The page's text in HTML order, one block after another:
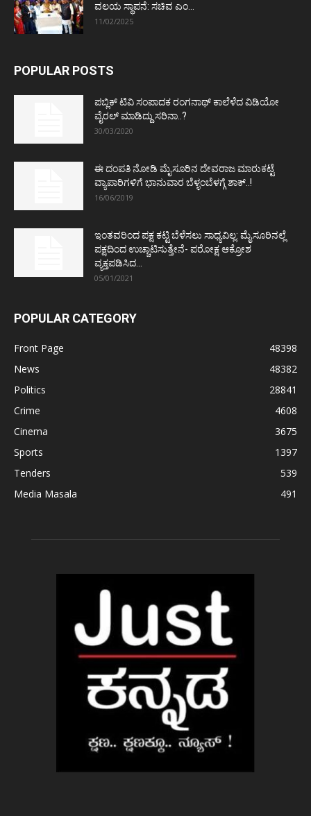
ವಲಯ ಸ್ಥಾಪನೆ: ಸಚಿವ ಎಂ...
11/02/2025
POPULAR POSTS
ಪಬ್ಲಿಕ್ ಟಿವಿ ಸಂಪಾದಕ ರಂಗನಾಥ್ ಕಾಲೆಳೆದ ವಿಡಿಯೋ
ವೈರಲ್ ಮಾಡಿದ್ದು ಸರಿನಾ..?
30/03/2020
ಈ ದಂಪತಿ ನೋಡಿ ಮೈಸೂರಿನ ದೇವರಾಜ ಮಾರುಕಟ್ಟೆ
ವ್ಯಾಪಾರಿಗಳಿಗೆ ಭಾನುವಾರ ಬೆಳ್ಳಂಬೆಳಗ್ಗೆ ಶಾಕ್..!
16/06/2019
ಇಂತವರಿಂದ ಪಕ್ಷ ಕಟ್ಟಿ ಬೆಳೆಸಲು ಸಾಧ್ಯವಿಲ್ಲ: ಮೈಸೂರಿನಲ್ಲೆ
ಪಕ್ಷದಿಂದ ಉಚ್ಚಾಟಿಸುತ್ತೇನೆ- ಪರೋಕ್ಷ ಆಕ್ರೋಶ
ವ್ಯಕ್ತಪಡಿಸಿದ...
05/01/2021
POPULAR CATEGORY
Front Page
48398
News
48382
Politics
28841
Crime
4608
Cinema
3675
Sports
1397
Tenders
539
Media Masala
491